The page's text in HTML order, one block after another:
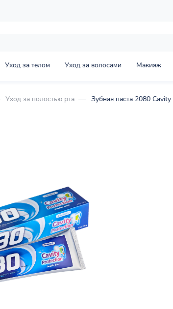
Уход за телом Уход за волосами Макияж
Уход за полостью рта Зубная паста 2080